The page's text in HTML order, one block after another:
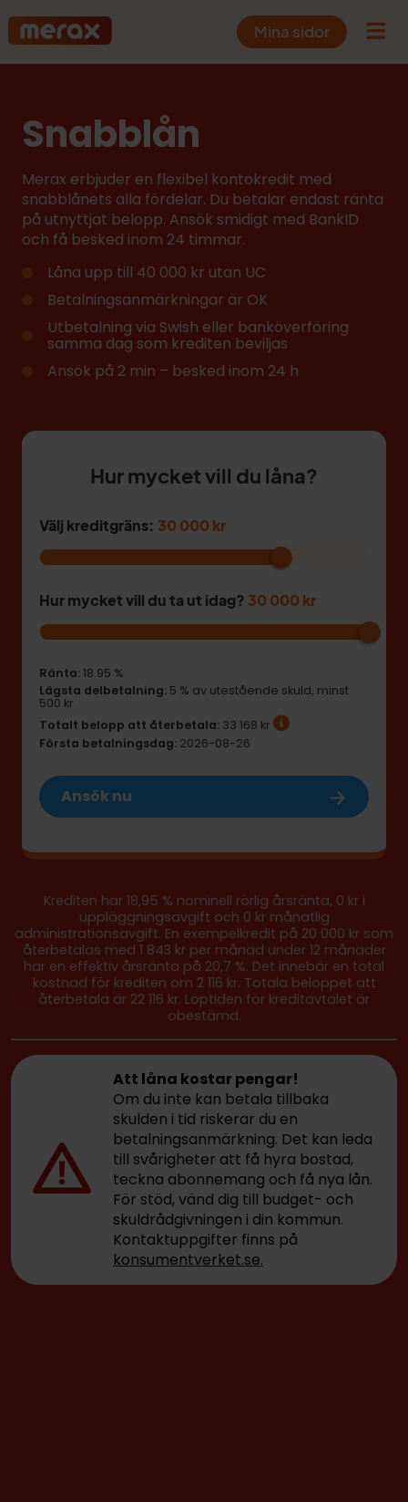
Mina sidor
Snabblån
Merax erbjuder en flexibel kontokredit med
snabblånets alla fördelar. Du betalar endast ränta
på utnyttjat belopp. Ansök smidigt med BankID
och få besked inom 24 timmar.
Låna upp till 40 000 kr utan UC
Betalningsanmärkningar är OK
Utbetalning via Swish eller banköverföring
samma dag som krediten beviljas
Ansök på 2 min – besked inom 24 h
Hur mycket vill du låna?
Välj kreditgräns: 30 000 kr
Hur mycket vill du ta ut idag? 30 000 kr
Ränta: 18.95 %
Lägsta delbetalning: 5 % av utestående skuld, minst
500 kr
Totalt belopp att återbetala: 33 168 kr
Första betalningsdag: 2026-08-26
Ansök nu
Krediten har 18,95 % nominell rörlig årsränta, 0 kr i
uppläggningsavgift och 0 kr månatlig
administrationsavgift. En exempelkredit på 20 000 kr som
återbetalas med 1 843 kr per månad under 12 månader
har en effektiv årsränta på 20,7 %. Det innebär en total
kostnad för krediten om 2 116 kr. Totala beloppet att
återbetala är 22 116 kr. Löptiden för kreditavtalet är
obestämd.
Att låna kostar pengar!
Om du inte kan betala tillbaka
skulden i tid riskerar du en
betalningsanmärkning. Det kan leda
till svårigheter att få hyra bostad,
teckna abonnemang och få nya lån.
För stöd, vänd dig till budget- och
skuldrådgivningen i din kommun.
Kontaktuppgifter finns på
konsumentverket.se.